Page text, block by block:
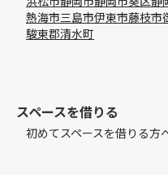
熱海市三島市伊東市藤枝市
駿東郡清水町
スペースを借りる
初めてスペースを借りる方